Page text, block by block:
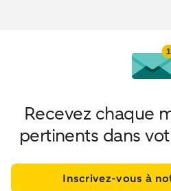
Recevez chaque
pertinents dans
Inscrivez-vous à